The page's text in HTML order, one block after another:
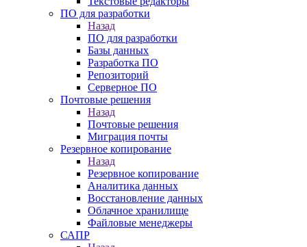
ПО для разработки
Назад
ПО для разработки
Базы данных
Разработка ПО
Репозиторий
Серверное ПО
Почтовые решения
Назад
Почтовые решения
Миграция почты
Резервное копирование
Назад
Резервное копирование
Аналитика данных
Восстановление данных
Облачное хранилище
Файловые менеджеры
САПР